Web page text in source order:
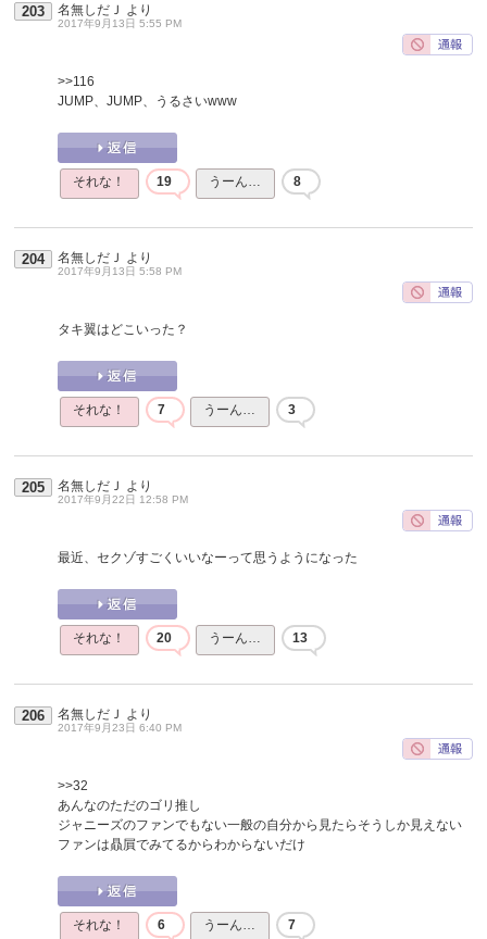
203 名無しだＪ より
2017年9月13日 5:55 PM
>>116
JUMP、JUMP、うるさいwww
それな！ 19 うーん… 8
204 名無しだＪ より
2017年9月13日 5:58 PM
タキ翼はどこいった？
それな！ 7 うーん… 3
205 名無しだＪ より
2017年9月22日 12:58 PM
最近、セクゾすごくいいなーって思うようになった
それな！ 20 うーん… 13
206 名無しだＪ より
2017年9月23日 6:40 PM
>>32
あんなのただのゴリ推し
ジャニーズのファンでもない一般の自分から見たらそうしか見えない
ファンは贔屓でみてるからわからないだけ
それな！ 6 うーん… 7